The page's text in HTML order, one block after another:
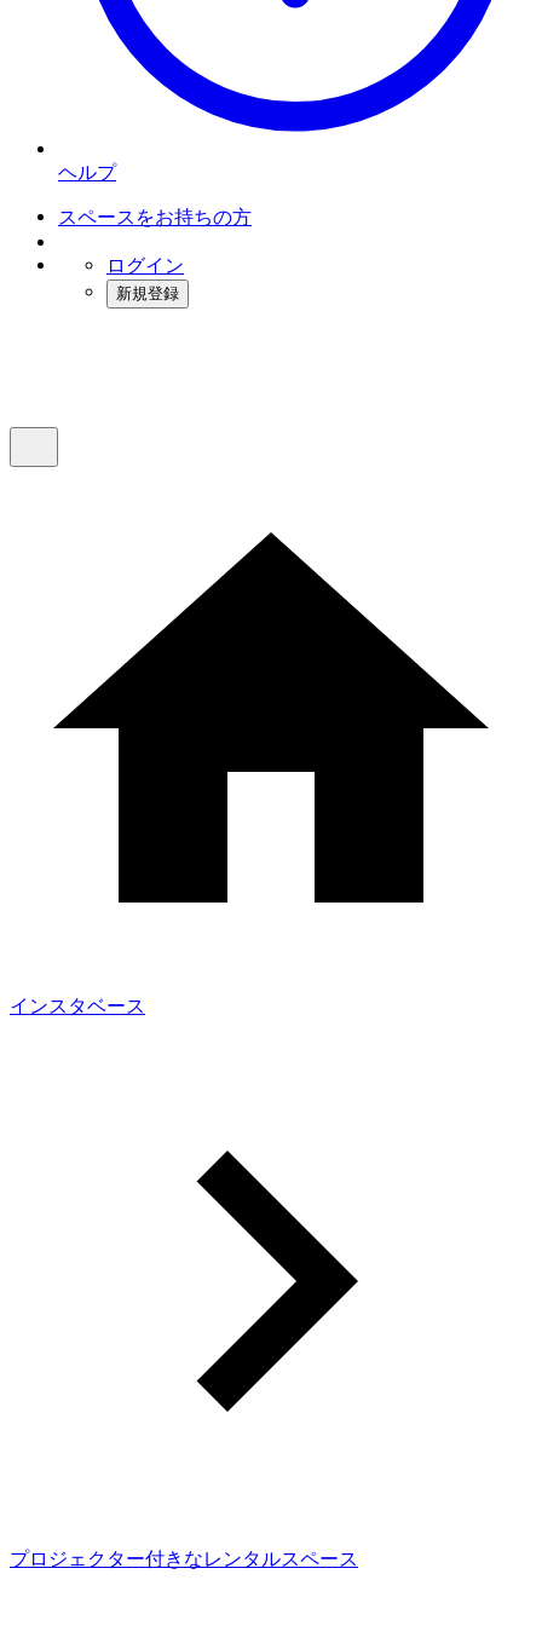
ヘルプ
スペースをお持ちの方
ログイン
新規登録
インスタベース
プロジェクター付きなレンタルスペース